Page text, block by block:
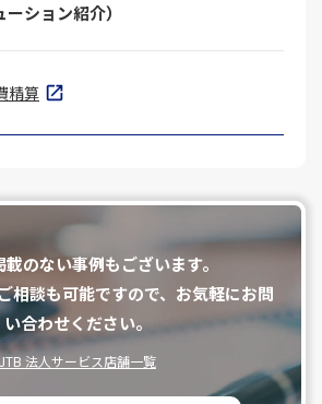
ション紹介）
精算
のない事例もございます。
相談も可能ですので、お気軽にお問
い合わせください。
JTB 法人サービス店舗一覧